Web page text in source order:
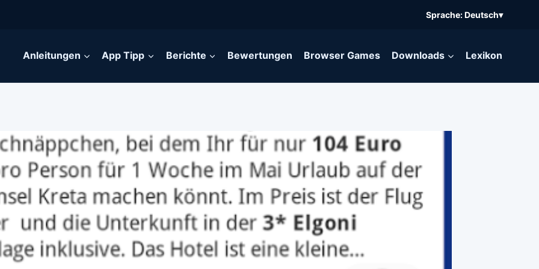
Sprache: Deutsch▾
Anleitungen App Tipp Berichte Bewertungen Browser Games Downloads Lexikon